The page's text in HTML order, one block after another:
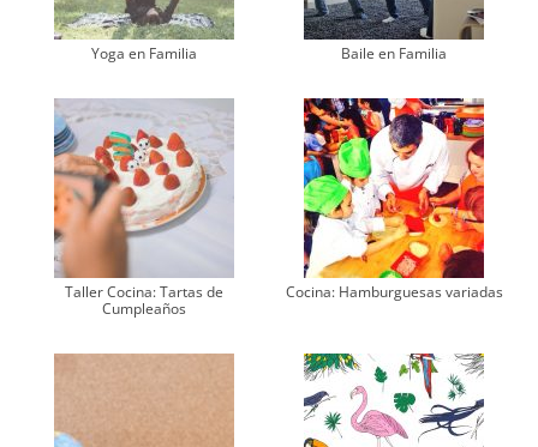
Yoga en Familia Baile en Familia
Taller Cocina: Tartas de
Cumpleaños
Cocina: Hamburguesas variadas